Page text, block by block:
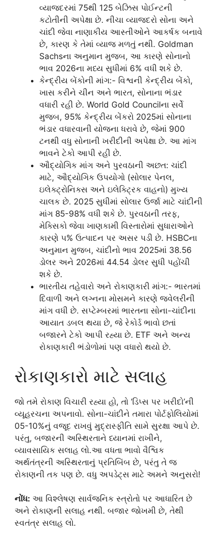
વ્યાજદરમાં 75થી 125 બેઝિસ પોઈન્ટની
કટોતીની અપેક્ષા છે. નીચા વ્યાજદરો સોના અને
ચાંદી જેવા નાણાકીય આસ્તીઓને આકર્ષક બનાવે
છે, કારણ કે તેમાં વ્યાજ મળતું નથી. Goldman
Sachsના અનુમાન મુજબ, આ કારણે સોનાનો
ભાવ 2026ના મધ્ય સુધીમાં 6% વધી શકે છે.
કેન્દ્રીય બેંકોની માંગ:- વિશ્વની કેન્દ્રીય બેંકો,
ખાસ કરીને ચીન અને ભારત, સોનાના ભંડાર
વધારી રહી છે. World Gold Councilના સર્વે
મુજબ, 95% કેન્દ્રીય બેંકરો 2025માં સોનાના
ભંડાર વધારવાની યોજના ધરાવે છે, જેમાં 900
ટનથી વધુ સોનાની ખરીદીની અપેક્ષા છે. આ માંગ
ભાવને ટેકો આપી રહી છે.
ઔદ્યોગિક માંગ અને પુરવઠાની અછત: ચાંદી
માટે, ઔદ્યોગિક ઉપયોગો (સોલાર પેનલ,
ઇલેક્ટ્રોનિક્સ અને ઇલેક્ટ્રિક વાહનો) મુખ્ય
ચાલક છે. 2025 સુધીમાં સોલાર ઉર્જા માટે ચાંદીની
માંગ 85-98% વધી શકે છે. પુરવઠાની તરફ,
મેક્સિકો જેવા ખાણકામી વિસ્તારોમાં સુધારાઓને
કારણે ૫% ઉત્પાદન પર અસર પડી છે. HSBCના
અનુમાન મુજબ, ચાંદીનો ભાવ 2025માં 38.56
ડોલર અને 2026માં 44.54 ડોલર સુધી પહોંચી
શકે છે.
ભારતીય તહેવારો અને રોકાણકારી માંગ:- ભારતમાં
દિવાળી અને લગ્નના મોસમને કારણે જ્વેલરીની
માંગ વધી છે. સપ્ટેમ્બરમાં ભારતના સોના-ચાંદીના
આયાત ડબલ થયા છે, જે રેકોર્ડ ભાવો છતાં
બજારને ટેકો આપી રહ્યા છે. ETF અને અન્ય
રોકાણકારી ભંડોળોમાં પણ વધારો થયો છે.
રોકાણકારો માટે સલાહ
જો તમે રોકાણ વિચારી રહ્યા હો, તો ‘ડિપ્સ પર ખરીદો’ની
વ્યૂહરચના અપનાવો. સોના-ચાંદીને તમારા પોર્ટફોલિયોમાં
05-10%નું વજૂદ રાખવું મુદ્રાસ્ફીતિ સામે સુરક્ષા આપે છે.
પરંતુ, બજારની અસ્થિરતાને ધ્યાનમાં રાખીને,
વ્યાવસાયિક સલાહ લો.આ વધતા ભાવો વૈશ્વિક
અર્થતંત્રની અસ્થિરતાનું પ્રતિબિંબ છે, પરંતુ તે જ
રોકાણની તક પણ છે. વધુ અપડેટ્સ માટે અમને અનુસરો!
નોંધ: આ વિશ્લેષણ સાર્વજનિક સ્ત્રોતો પર આધારિત છે
અને રોકાણની સલાહ નથી. બજાર જોખમી છે, તેથી
સ્વતંત્ર સલાહ લો.